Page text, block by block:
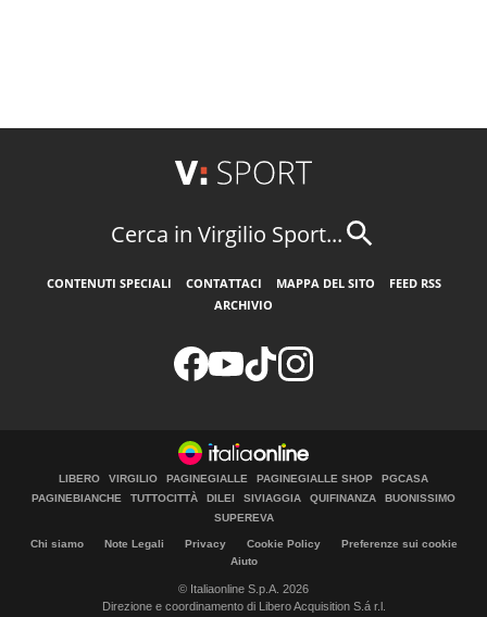
Cerca in Virgilio Sport...
CONTENUTI SPECIALI CONTATTACI MAPPA DEL SITO
FEED RSS
ARCHIVIO
LIBERO VIRGILIO PAGINEGIALLE PAGINEGIALLE SHOP
PGCASA
PAGINEBIANCHE
TUTTOCITTÀ DILEI SIVIAGGIA QUIFINANZA
BUONISSIMO
SUPEREVA
Chi siamo Note Legali Privacy Cookie Policy
Preferenze sui cookie
Aiuto
© Italiaonline S.p.A. 2026
Direzione e coordinamento di Libero Acquisition S.á r.l.